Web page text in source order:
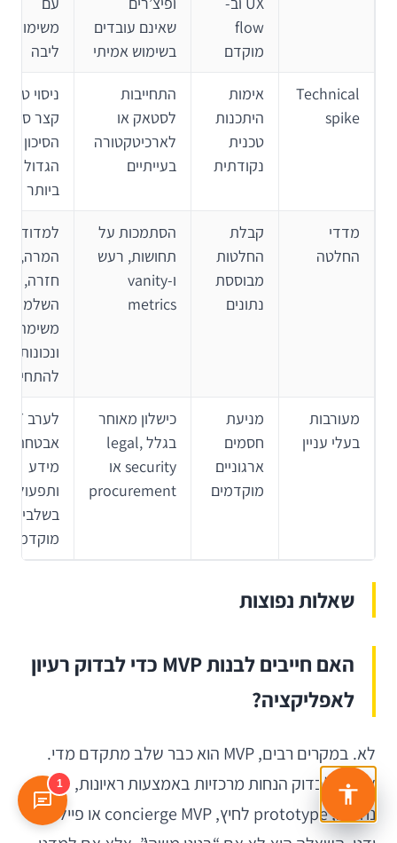
flow
מוקדם
שאינם עובדים
בשימוש אמיתי
משימות
ליבה
Technical
spike
אימות
היתכנות
טכנית
נקודתית
התחייבות
לסטאק או
לארכיטקטורה
בעייתיים
ניסוי טכני
קצר סביב
הסיכון
הגדול
ביותר
מדדי
החלטה
קבלת
החלטות
מבוססת
נתונים
הסתמכות על
תחושות, רעש
ו-vanity
metrics
למדוד
המרה,
חזרה,
השלמת
משימה
ונכונות
להתחייב
מעורבות
בעלי עניין
מניעת
חסמים
ארגוניים
מוקדמים
כישלון מאוחר
בגלל legal,
security או
procurement
אבטחת
מידע
ותפעול
בשלבים
מוקדמים
שאלות נפוצות
האם חייבים לבנות MVP כדי לבדוק רעיון
לאפליקציה?
לא. במקרים רבים, MVP הוא כבר שלב מתקדם מדי.
אפשר לבדוק הנחות מרכזיות באמצעות ראיונות, עמוד
נחיתה, prototype לחיץ, concierge MVP או פיילוט
1